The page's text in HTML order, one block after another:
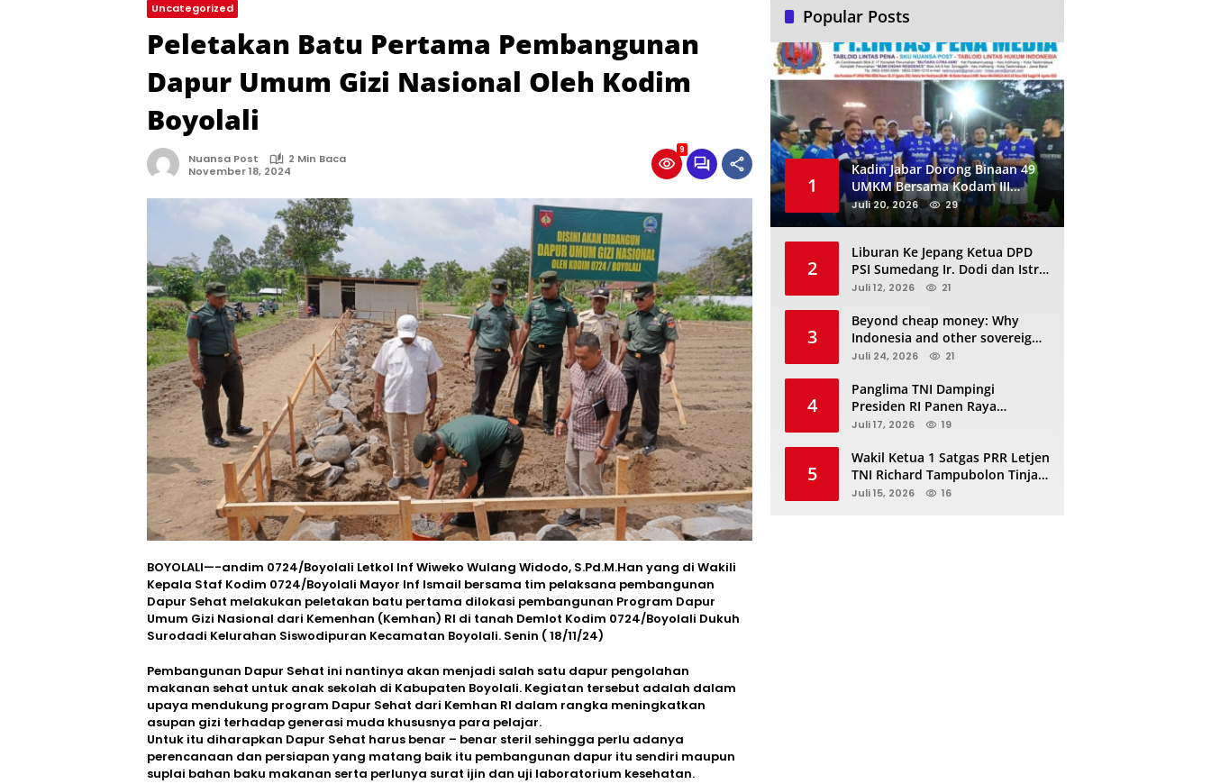
Uncategorized
Peletakan Batu Pertama Pembangunan
Dapur Umum Gizi Nasional Oleh Kodim
Boyolali
Nuansa Post
2 Min Baca
November 18, 2024
9
BOYOLALI—-andim 0724/Boyolali Letkol Inf Wiweko Wulang Widodo, S.Pd.M.Han yang di Wakili
Kepala Staf Kodim 0724/Boyolali Mayor Inf Ismail bersama tim pelaksana pembangunan
Dapur Sehat melakukan peletakan batu pertama dilokasi pembangunan Program Dapur
Umum Gizi Nasional dari Kemenhan (Kemhan) RI di tanah Demlot Kodim 0724/Boyolali Dukuh
Surodadi Kelurahan Siswodipuran Kecamatan Boyolali. Senin ( 18/11/24)
Pembangunan Dapur Sehat ini nantinya akan menjadi salah satu dapur pengolahan
makanan sehat untuk anak sekolah di Kabupaten Boyolali. Kegiatan tersebut adalah dalam
upaya mendukung program Dapur Sehat dari Kemhan RI dalam rangka meningkatkan
asupan gizi terhadap generasi muda khususnya para pelajar.
Untuk itu diharapkan Dapur Sehat harus benar – benar steril sehingga perlu adanya
perencanaan dan persiapan yang matang baik itu pembangunan dapur itu sendiri maupun
suplai bahan baku makanan serta perlunya surat ijin dan uji laboratorium kesehatan.
Popular Posts
1
Kadin Jabar Dorong Binaan 49
UMKM Bersama Kodam III
Siliwangi Sambil Nobar Final
Piala Dunia, Akan Ada Investor
Juli 20, 2026 29
2
Liburan Ke Jepang Ketua DPD
PSI Sumedang Ir. Dodi dan Istri
Kibarkan Bendera PSI “Jangan
Juli 12, 2026 21
3
Beyond cheap money: Why
Indonesia and other sovereigns
are turning to panda bonds
Juli 24, 2026 21
4
Panglima TNI Dampingi
Presiden RI Panen Raya
Terpadu TNI, Perkuat
Juli 17, 2026 19
5
Wakil Ketua 1 Satgas PRR Letjen
TNI Richard Tampubolon Tinjau
Padang Sidimpuan dan
Juli 15, 2026 16